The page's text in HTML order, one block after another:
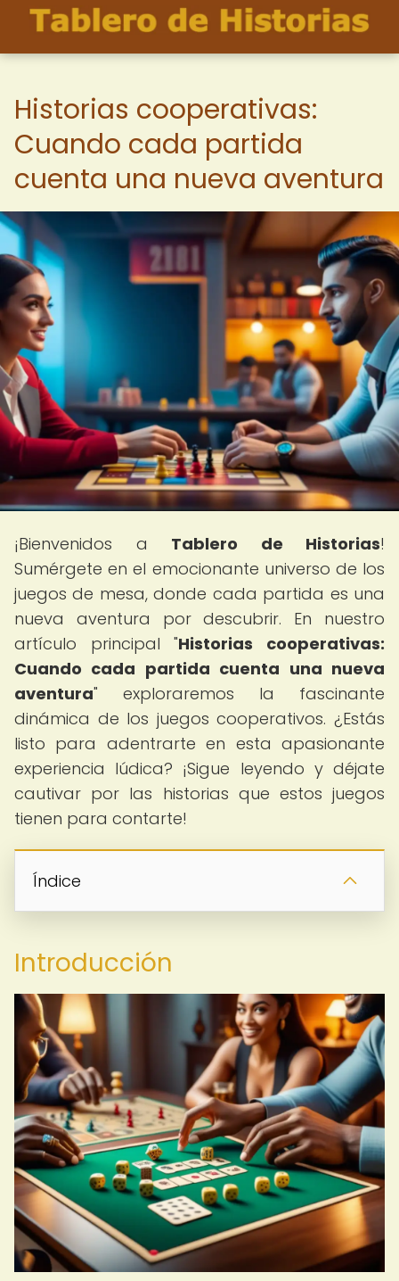
Historias cooperativas:
Cuando cada partida
cuenta una nueva aventura
¡Bienvenidos a Tablero de Historias!
Sumérgete en el emocionante universo de los
juegos de mesa, donde cada partida es una
nueva aventura por descubrir. En nuestro
artículo principal "Historias cooperativas:
Cuando cada partida cuenta una nueva
aventura" exploraremos la fascinante
dinámica de los juegos cooperativos. ¿Estás
listo para adentrarte en esta apasionante
experiencia lúdica? ¡Sigue leyendo y déjate
cautivar por las historias que estos juegos
tienen para contarte!
Índice
Introducción